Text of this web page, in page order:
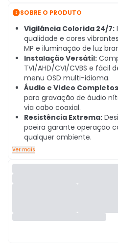
SOBRE O PRODUTO
Vigilância Colorida 24/7:
qualidade e cores
MP e iluminação de luz
Instalação Versátil:
TVI/AHD/CVI/CVBS e fácil
menu OSD multi-idioma.
Áudio e Vídeo
para gravação de áudio
via cabo coaxial.
Resistência Extrema:
poeira garante operação
qualquer ambiente.
Ver mais